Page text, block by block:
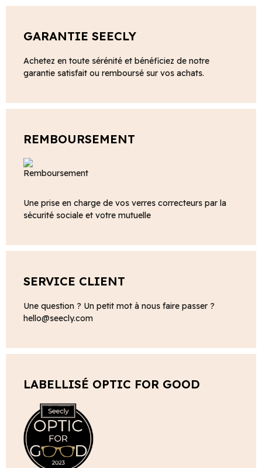
GARANTIE SEECLY
Achetez en toute sérénité et bénéficiez de notre
garantie satisfait ou remboursé sur vos achats.
REMBOURSEMENT
Une prise en charge de vos verres correcteurs par la
sécurité sociale et votre mutuelle
SERVICE CLIENT
Une question ? Un petit mot à nous faire passer ?
hello@seecly.com
LABELLISÉ OPTIC FOR GOOD